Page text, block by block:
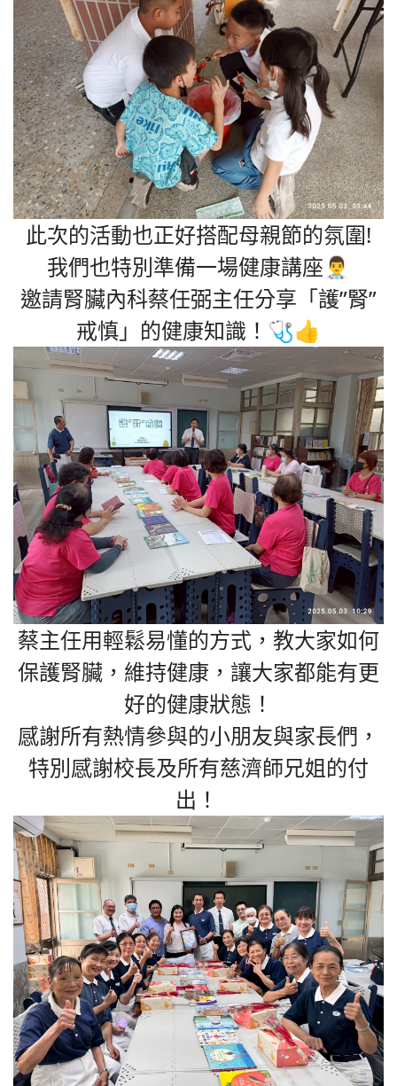
此次的活動也正好搭配母親節的氛圍!
我們也特別準備一場健康講座👨‍⚕️
邀請腎臟內科蔡任弼主任分享「護”腎”
戒慎」的健康知識！🩺👍
蔡主任用輕鬆易懂的方式，教大家如何
保護腎臟，維持健康，讓大家都能有更
好的健康狀態！
感謝所有熱情參與的小朋友與家長們，
特別感謝校長及所有慈濟師兄姐的付
出！